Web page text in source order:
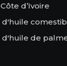
d’Ivoire
de